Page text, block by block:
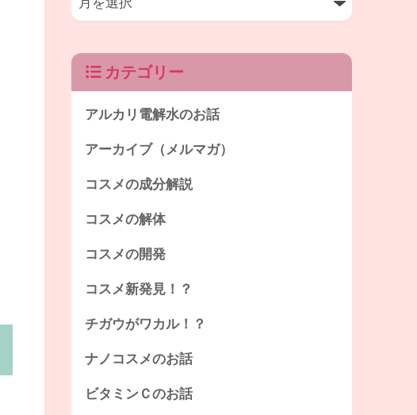
カテゴリー
アルカリ電解水のお話
アーカイブ（メルマガ）
コスメの成分解説
コスメの解体
コスメの開発
コスメ新発見！？
チガウがワカル！？
ナノコスメのお話
ビタミンＣのお話